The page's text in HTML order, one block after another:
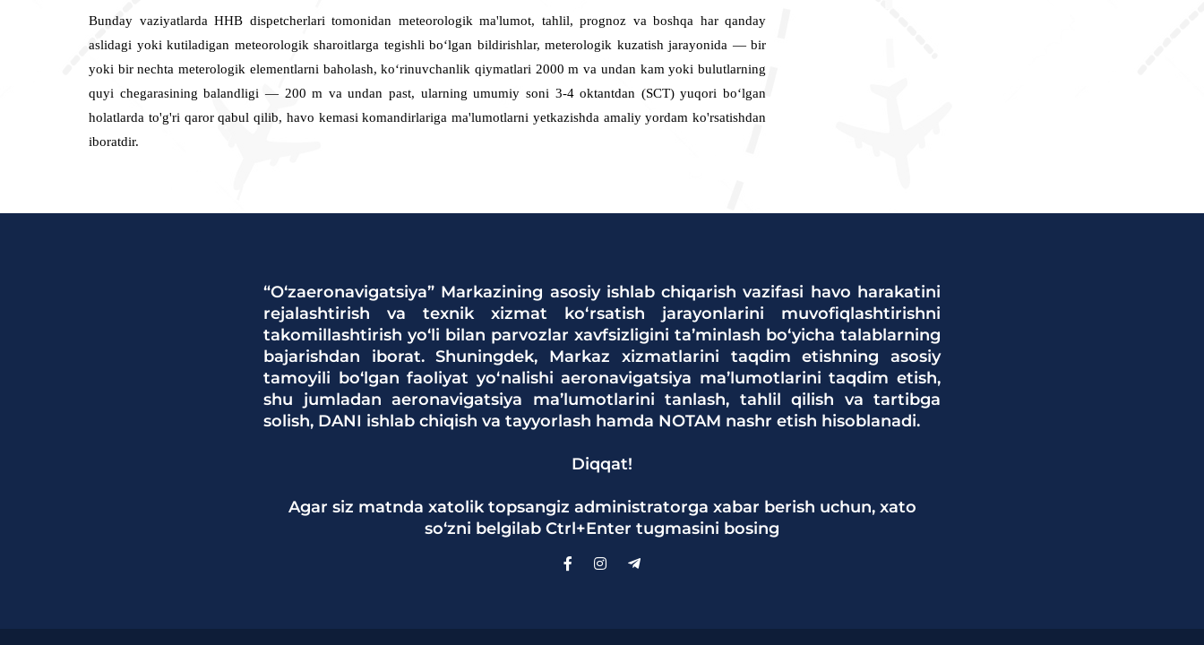
Bunday vaziyatlarda HHB dispetcherlari tomonidan meteorologik ma'lumot, tahlil, prognoz va boshqa har qanday
aslidagi yoki kutiladigan meteorologik sharoitlarga tegishli bo‘lgan bildirishlar, meterologik kuzatish jarayonida — bir
yoki bir nechta meterologik elementlarni baholash, ko‘rinuvchanlik qiymatlari 2000 m va undan kam yoki bulutlarning
quyi chegarasining balandligi — 200 m va undan past, ularning umumiy soni 3-4 oktantdan (SCT) yuqori bo‘lgan
holatlarda to'g'ri qaror qabul qilib, havo kemasi komandirlariga ma'lumotlarni yetkazishda amaliy yordam ko'rsatishdan
iboratdir.
“O‘zaeronavigatsiya” Markazining asosiy ishlab chiqarish vazifasi havo harakatini
rejalashtirish va texnik xizmat ko‘rsatish jarayonlarini muvofiqlashtirishni
takomillashtirish yo‘li bilan parvozlar xavfsizligini ta’minlash bo‘yicha talablarning
bajarishdan iborat. Shuningdek, Markaz xizmatlarini taqdim etishning asosiy
tamoyili bo‘lgan faoliyat yo‘nalishi aeronavigatsiya ma’lumotlarini taqdim etish,
shu jumladan aeronavigatsiya ma’lumotlarini tanlash, tahlil qilish va tartibga
solish, DANI ishlab chiqish va tayyorlash hamda NOTAM nashr etish hisoblanadi.
Diqqat!
Agar siz matnda xatolik topsangiz administratorga xabar berish uchun, xato
so‘zni belgilab Ctrl+Enter tugmasini bosing